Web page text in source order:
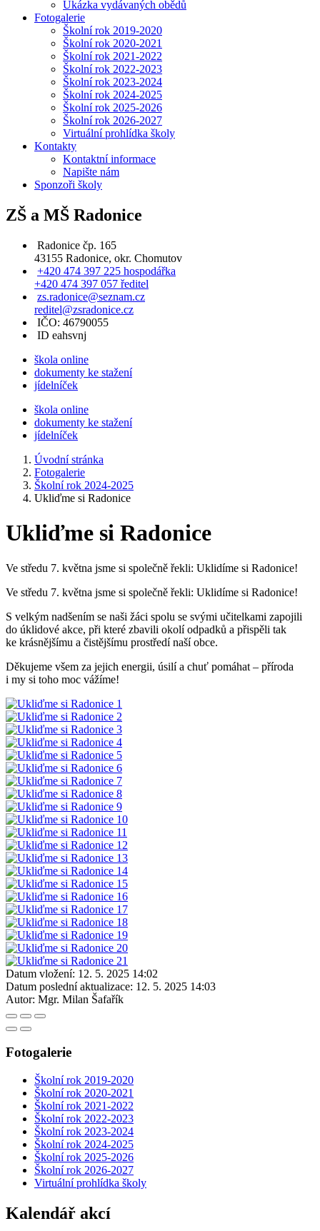
Ukázka vydávaných obědů
Fotogalerie
Školní rok 2019-2020
Školní rok 2020-2021
Školní rok 2021-2022
Školní rok 2022-2023
Školní rok 2023-2024
Školní rok 2024-2025
Školní rok 2025-2026
Školní rok 2026-2027
Virtuální prohlídka školy
Kontakty
Kontaktní informace
Napište nám
Sponzoři školy
ZŠ a MŠ Radonice
Radonice čp. 165
43155 Radonice, okr. Chomutov
+420 474 397 225 hospodářka
+420 474 397 057 ředitel
zs.radonice@seznam.cz
reditel@zsradonice.cz
IČO: 46790055
ID eahsvnj
škola online
dokumenty ke stažení
jídelníček
škola online
dokumenty ke stažení
jídelníček
Úvodní stránka
Fotogalerie
Školní rok 2024-2025
Ukliďme si Radonice
Ukliďme si Radonice
Ve středu 7. května jsme si společně řekli: Uklidíme si Radonice!
Ve středu 7. května jsme si společně řekli: Uklidíme si Radonice!
S velkým nadšením se naši žáci spolu se svými učitelkami zapojili
do úklidové akce, při které zbavili okolí odpadků a přispěli tak
ke krásnějšímu a čistějšímu prostředí naší obce.
Děkujeme všem za jejich energii, úsilí a chuť pomáhat – příroda
i my si toho moc vážíme!
Datum vložení: 12. 5. 2025 14:02
Datum poslední aktualizace: 12. 5. 2025 14:03
Autor: Mgr. Milan Šafařík
Fotogalerie
Školní rok 2019-2020
Školní rok 2020-2021
Školní rok 2021-2022
Školní rok 2022-2023
Školní rok 2023-2024
Školní rok 2024-2025
Školní rok 2025-2026
Školní rok 2026-2027
Virtuální prohlídka školy
Kalendář akcí